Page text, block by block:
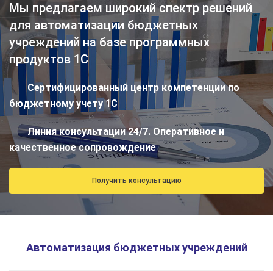
Мы предлагаем широкий спектр решений
для автоматизации бюджетных
учреждений на базе программных
продуктов 1С
Сертифицированный центр компетенции по
бюджетному учету 1С
Линия консультации 24/7. Оперативное и
качественное сопровождение
Получить консультацию
Автоматизация бюджетных учреждений